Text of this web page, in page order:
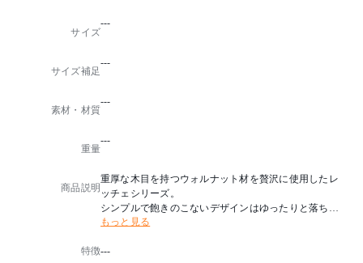
サイズ
---
サイズ補足
---
素材・材質
---
重量
---
商品説明
重厚な木目を持つウォルナット材を贅沢に使用したレ
ッチェシリーズ。
シンプルで飽きのこないデザインはゆったりと落ち着
く空間を演出してくれます。
※本商品はドレッサーのみの販売です。スツールは付
もっと見る
特徴---